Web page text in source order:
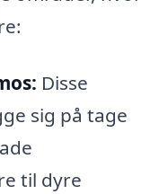
Disse
sig på tage
til dyre